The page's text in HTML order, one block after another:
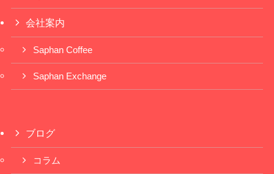
会社案内
Saphan Coffee
Saphan Exchange
ブログ
コラム